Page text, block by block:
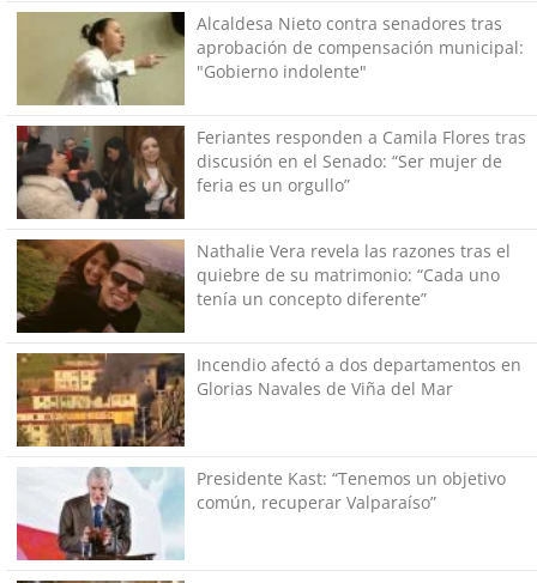
Alcaldesa Nieto contra senadores tras
aprobación de compensación municipal:
"Gobierno indolente"
Feriantes responden a Camila Flores tras
discusión en el Senado: “Ser mujer de
feria es un orgullo”
Nathalie Vera revela las razones tras el
quiebre de su matrimonio: “Cada uno
tenía un concepto diferente”
Incendio afectó a dos departamentos en
Glorias Navales de Viña del Mar
Presidente Kast: “Tenemos un objetivo
común, recuperar Valparaíso”